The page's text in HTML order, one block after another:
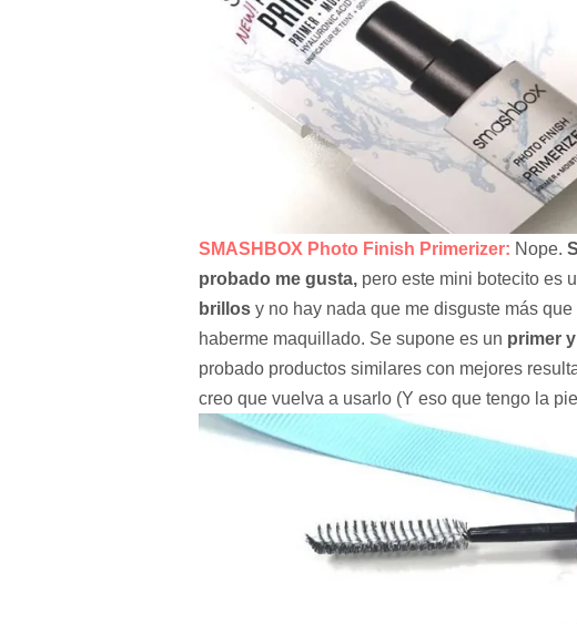
SMASHBOX Photo Finish Primerizer: Nope.
probado me gusta,pero este mini botecito es
brillosy no hay nada que me disguste más
haberme maquillado. Se supone es un primer
probado productos similares con mejores
creo que vuelva a usarlo (Y eso que tengo la